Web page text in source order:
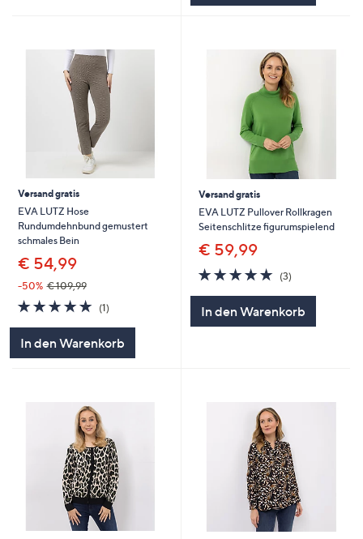
Versand gratis
EVA LUTZ Hose
Rundumdehnbund gemustert
schmales Bein
€ 54,99
-50% € 109,99
5.0
von
(1)1
In den Warenkorb
Versand gratis
EVA LUTZ Pullover Rollkragen
Seitenschlitze figurumspielend
€ 59,99
5.0
von
(3)3
In den Warenkorb